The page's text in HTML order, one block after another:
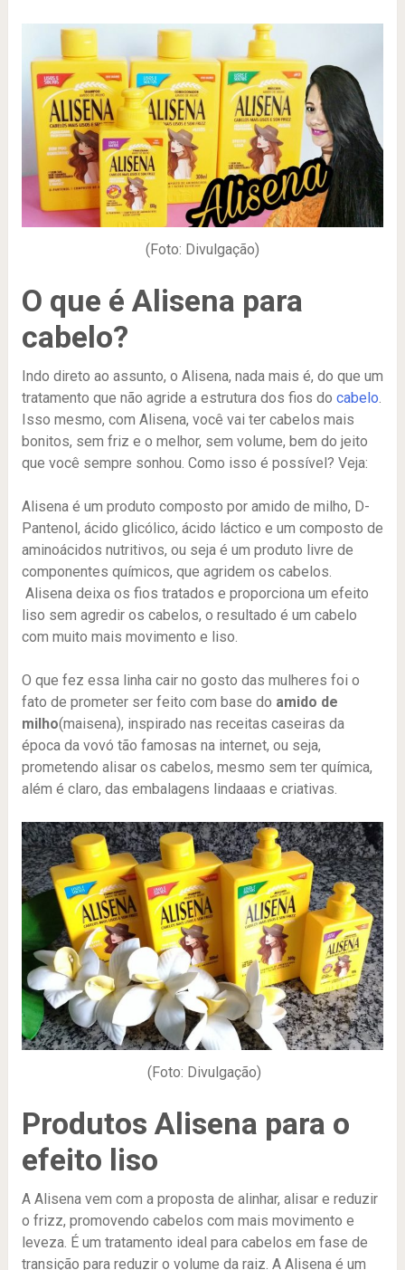
(Foto: Divulgação)
O que é Alisena para
cabelo?
Indo direto ao assunto, o Alisena, nada mais é, do que um
tratamento que não agride a estrutura dos fios do cabelo.
Isso mesmo, com Alisena, você vai ter cabelos mais
bonitos, sem friz e o melhor, sem volume, bem do jeito
que você sempre sonhou. Como isso é possível? Veja:
Alisena é um produto composto por amido de milho, D-
Pantenol, ácido glicólico, ácido láctico e um composto de
aminoácidos nutritivos, ou seja é um produto livre de
componentes químicos, que agridem os cabelos.
Alisena deixa os fios tratados e proporciona um efeito
liso sem agredir os cabelos, o resultado é um cabelo
com muito mais movimento e liso.
O que fez essa linha cair no gosto das mulheres foi o
fato de prometer ser feito com base do amido de
milho(maisena), inspirado nas receitas caseiras da
época da vovó tão famosas na internet, ou seja,
prometendo alisar os cabelos, mesmo sem ter química,
além é claro, das embalagens lindaaas e criativas.
(Foto: Divulgação)
Produtos Alisena para o
efeito liso
A Alisena vem com a proposta de alinhar, alisar e reduzir
o frizz, promovendo cabelos com mais movimento e
leveza. É um tratamento ideal para cabelos em fase de
transição para reduzir o volume da raiz. A Alisena é um